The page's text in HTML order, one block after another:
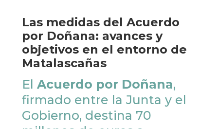
Las medidas del Acuerdo
por Doñana: avances y
objetivos en el entorno de
Matalascañas
El Acuerdo por Doñana,
firmado entre la Junta y el
Gobierno, destina 70